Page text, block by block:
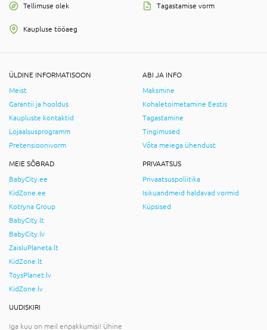
Tellimuse olek Tagastamise vorm
Kaupluse tööaeg
ÜLDINE INFORMATISOON
Meist
Garantii ja hooldus
Kaupluste kontaktid
Lojaalsusprogramm
Pretensioonivorm
ABI JA INFO
Maksmine
Kohaletoimetamine Eestis
Tagastamine
Tingimused
Võta meiega ühendust
MEIE SÕBRAD
BabyCity.ee
KidZone.ee
Kotryna Group
BabyCity.lt
BabyCity.lv
ZaisluPlaneta.lt
KidZone.lt
ToysPlanet.lv
KidZone.lv
PRIVAATSUS
Privaatsuspoliitika
Isikuandmeid haldavad vormid
Küpsised
UUDISKIRI
Iga kuu on meil eripakkumisi! Ühine